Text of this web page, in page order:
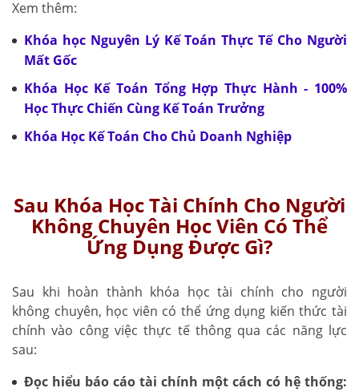
Xem thêm:
Khóa học Nguyên Lý Kế Toán Thực Tế Cho Người
Mất Gốc
Khóa Học Kế Toán Tổng Hợp Thực Hành - 100%
Học Thực Chiến Cùng Kế Toán Trưởng
Khóa Học Kế Toán Cho Chủ Doanh Nghiệp
Sau Khóa Học Tài Chính Cho Người
Không Chuyên Học Viên Có Thể
Ứng Dụng Được Gì?
Sau khi hoàn thành khóa học tài chính cho người
không chuyên, học viên có thể ứng dụng kiến thức tài
chính vào công việc thực tế thông qua các năng lực
sau:
Đọc hiểu báo cáo tài chính một cách có hệ thống: